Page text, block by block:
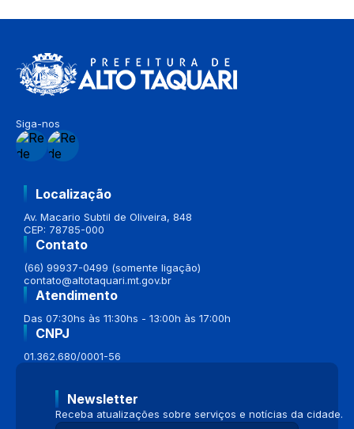
Siga-nos
Localização
Av. Macario Subtil de Oliveira, 848
CEP: 78785-000
Contato
(66) 99937-0499 (somente ligação)
contato@altotaquari.mt.gov.br
Atendimento
Das 07:30hs às 11:30hs - 13:00h às 17:00h
CNPJ
01.362.680/0001-56
Newsletter
Receba atualizações sobre serviços e notícias da cidade.